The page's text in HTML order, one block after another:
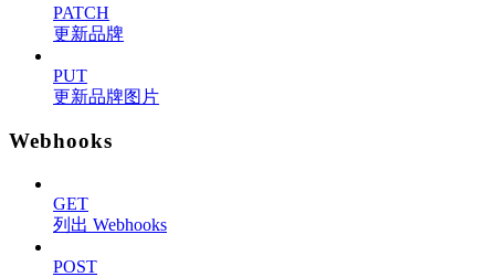
PATCH
更新品牌
PUT
更新品牌图片
Webhooks
GET
列出 Webhooks
POST